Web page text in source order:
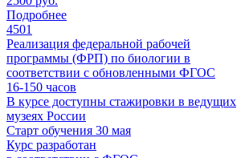
Подробнее
4501
Реализация федеральной рабочей
программы (ФРП) по биологии в
соответствии с обновленными ФГОС
16-150 часов
В курсе доступны стажировки в ведущих
музеях России
Старт обучения 30 мая
Курс разработан